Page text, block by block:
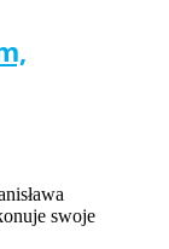
swoje